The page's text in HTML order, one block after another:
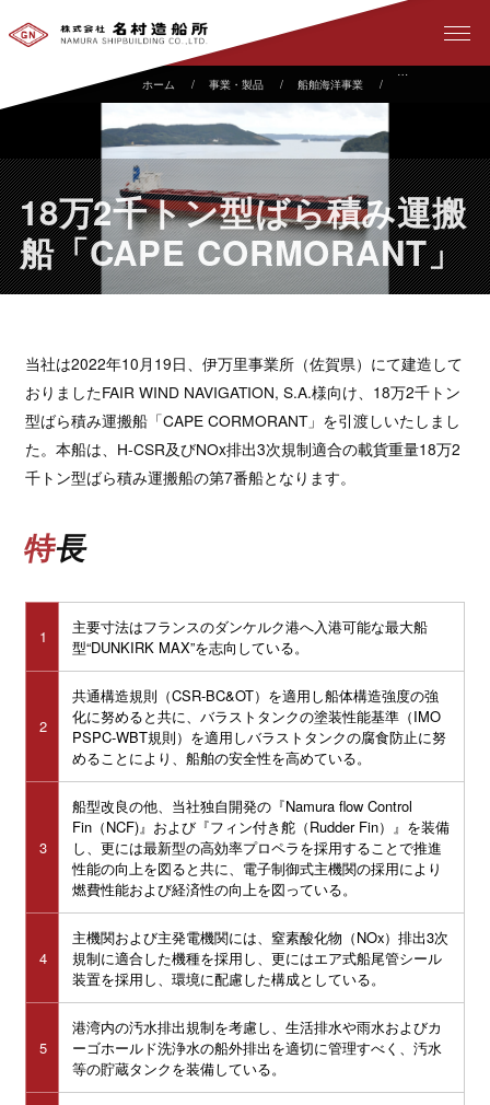
事業・製品 船舶海洋事業
18万2千トン型ばら積み運搬
船「CAPE CORMORANT」
当社は2022年10月19日、伊万里事業所（佐賀県）にて建造して
おりましたFAIR WIND NAVIGATION, S.A.様向け、18万2千トン
型ばら積み運搬船「CAPE CORMORANT」を引渡しいたしまし
た。本船は、H-CSR及びNOx排出3次規制適合の載貨重量18万2
千トン型ばら積み運搬船の第7番船となります。
特長
1
主要寸法はフランスのダンケルク港へ入港可能な最大船
型“DUNKIRK MAX”を志向している。
2
共通構造規則（CSR-BC&OT）を適用し船体構造強度の強
化に努めると共に、バラストタンクの塗装性能基準（IMO
PSPC-WBT規則）を適用しバラストタンクの腐食防止に努
めることにより、船舶の安全性を高めている。
3
船型改良の他、当社独自開発の『Namura flow Control
Fin（NCF)』および『フィン付き舵（Rudder Fin）』を装備
し、更には最新型の高効率プロペラを採用することで推進
性能の向上を図ると共に、電子制御式主機関の採用により
燃費性能および経済性の向上を図っている。
4
主機関および主発電機関には、窒素酸化物（NOx）排出3次
規制に適合した機種を採用し、更にはエア式船尾管シール
装置を採用し、環境に配慮した構成としている。
5
港湾内の汚水排出規制を考慮し、生活排水や雨水およびカ
ーゴホールド洗浄水の船外排出を適切に管理すべく、汚水
等の貯蔵タンクを装備している。